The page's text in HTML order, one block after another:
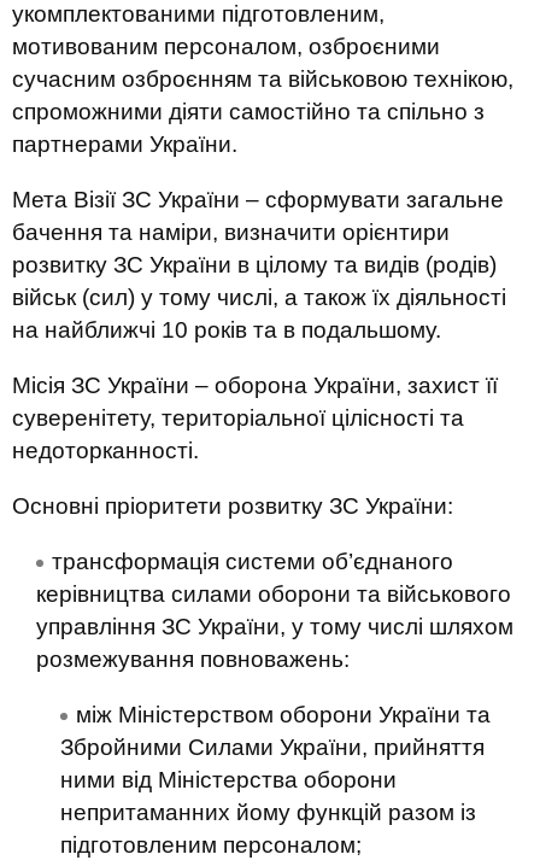
укомплектованими підготовленим,
мотивованим персоналом, озброєними
сучасним озброєнням та військовою технікою,
спроможними діяти самостійно та спільно з
партнерами України.
Мета Візії ЗС України – сформувати загальне
бачення та наміри, визначити орієнтири
розвитку ЗС України в цілому та видів (родів)
військ (сил) у тому числі, а також їх діяльності
на найближчі 10 років та в подальшому.
Місія ЗС України – оборона України, захист її
суверенітету, територіальної цілісності та
недоторканності.
Основні пріоритети розвитку ЗС України:
трансформація системи об’єднаного
керівництва силами оборони та військового
управління ЗС України, у тому числі шляхом
розмежування повноважень:
між Міністерством оборони України та
Збройними Силами України, прийняття
ними від Міністерства оборони
непритаманних йому функцій разом із
підготовленим персоналом;